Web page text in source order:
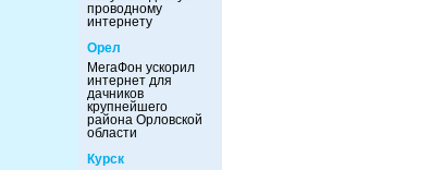
проводному
интернету
Орел
МегаФон ускорил
интернет для
дачников
крупнейшего
района Орловской
области
Курск